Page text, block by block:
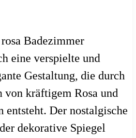
Badezimmer
eine verspielte und
Gestaltung, die durch
kräftigem Rosa und
entsteht. Der nostalgische
dekorative Spiegel